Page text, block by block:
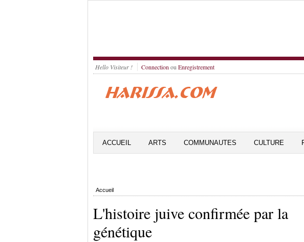
Hello Visiteur ! Connection ou Enregistrement
ACCUEIL ARTS COMMUNAUTES CULTURE
Accueil
L'histoire juive confirmée par la
génétique